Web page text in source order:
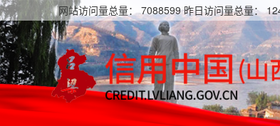
网站访问量总量： 7088599 昨日访问量总量：